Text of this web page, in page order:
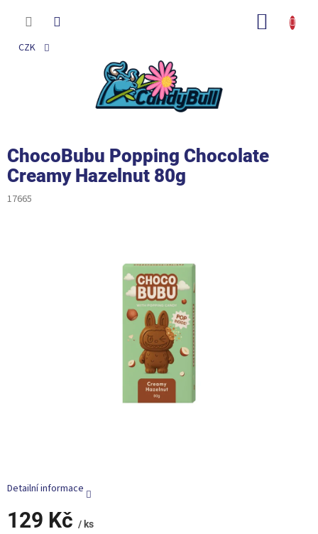
CZK
ChocoBubu Popping Chocolate
Creamy Hazelnut 80g
17665
129 Kč / ks
Detailní informace